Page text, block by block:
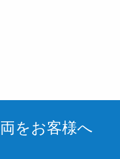
をお客様へ